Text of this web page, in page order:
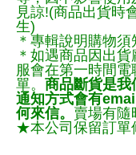
見諒!(商品出貨時
生)
＊專輯說明購物
＊如遇商品因出
服會在第一時間
單。 商品斷貨是我
通知方式會有
何來信。 賣場有隨
★本公司保留訂單